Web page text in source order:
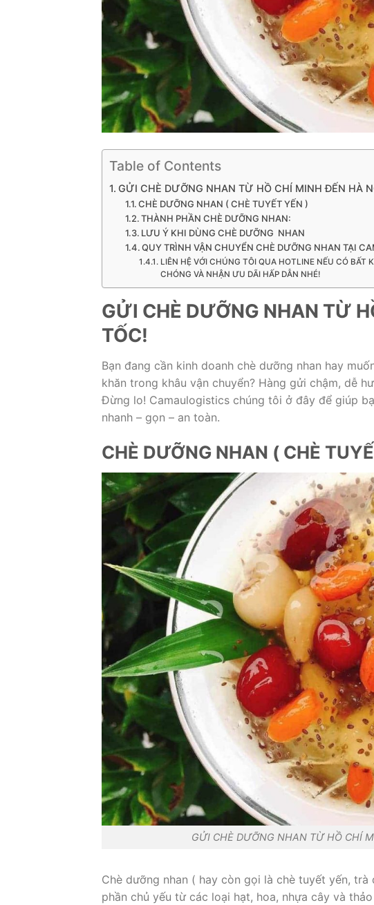
Table of Contents
GỬI CHÈ DƯỠNG NHAN TỪ HỒ CHÍ MINH ĐẾN HÀ
CHÈ DƯỠNG NHAN ( CHÈ TUYẾT YẾN )
THÀNH PHẦN CHÈ DƯỠNG NHAN:
LƯU Ý KHI DÙNG CHÈ DƯỠNG NHAN
QUY TRÌNH VẬN CHUYỂN CHÈ DƯỠNG NHAN TẠI
LIÊN HỆ VỚI CHÚNG TÔI QUA HOTLINE NẾU CÓ
CHÓNG VÀ NHẬN ƯU DÃI HẤP DẪN NHÉ!
GỬI CHÈ DƯỠNG NHAN TỪ
TỐC!
Bạn đang cần kinh doanh chè dưỡng nhan hay
khăn trong khâu vận chuyển? Hàng gửi chậm, dễ
Đừng lo! Camaulogistics chúng tôi ở đây để giúp
nhanh – gọn – an toàn.
CHÈ DƯỠNG NHAN ( CHÈ
GỬI CHÈ DƯỠNG NHAN TỪ HỒ CHÍ
Chè dưỡng nhan ( hay còn gọi là chè tuyết yến,
phần chủ yếu từ các loại hạt, hoa, nhựa cây và